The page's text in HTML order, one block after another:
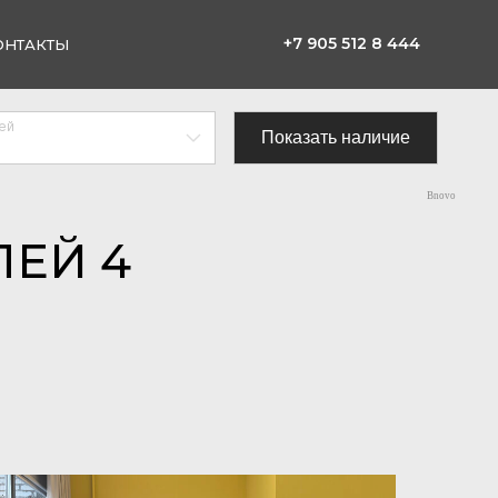
+7 905 512 8 444
Bnovo
4